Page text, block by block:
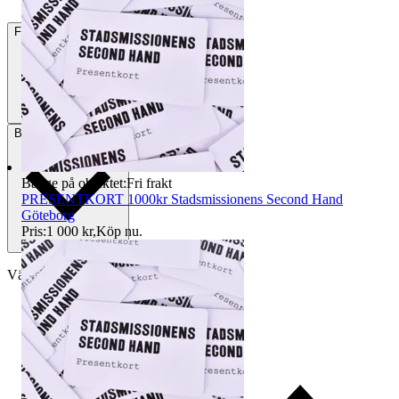
Frakt59 kr DSV
Betalning Via Tradera
Välj till köparskydd
Badge på objektet:Fri frakt
PRESENTKORT 1000kr Stadsmissionens Second Hand
Göteborg
Pris:1 000 kr,Köp nu.